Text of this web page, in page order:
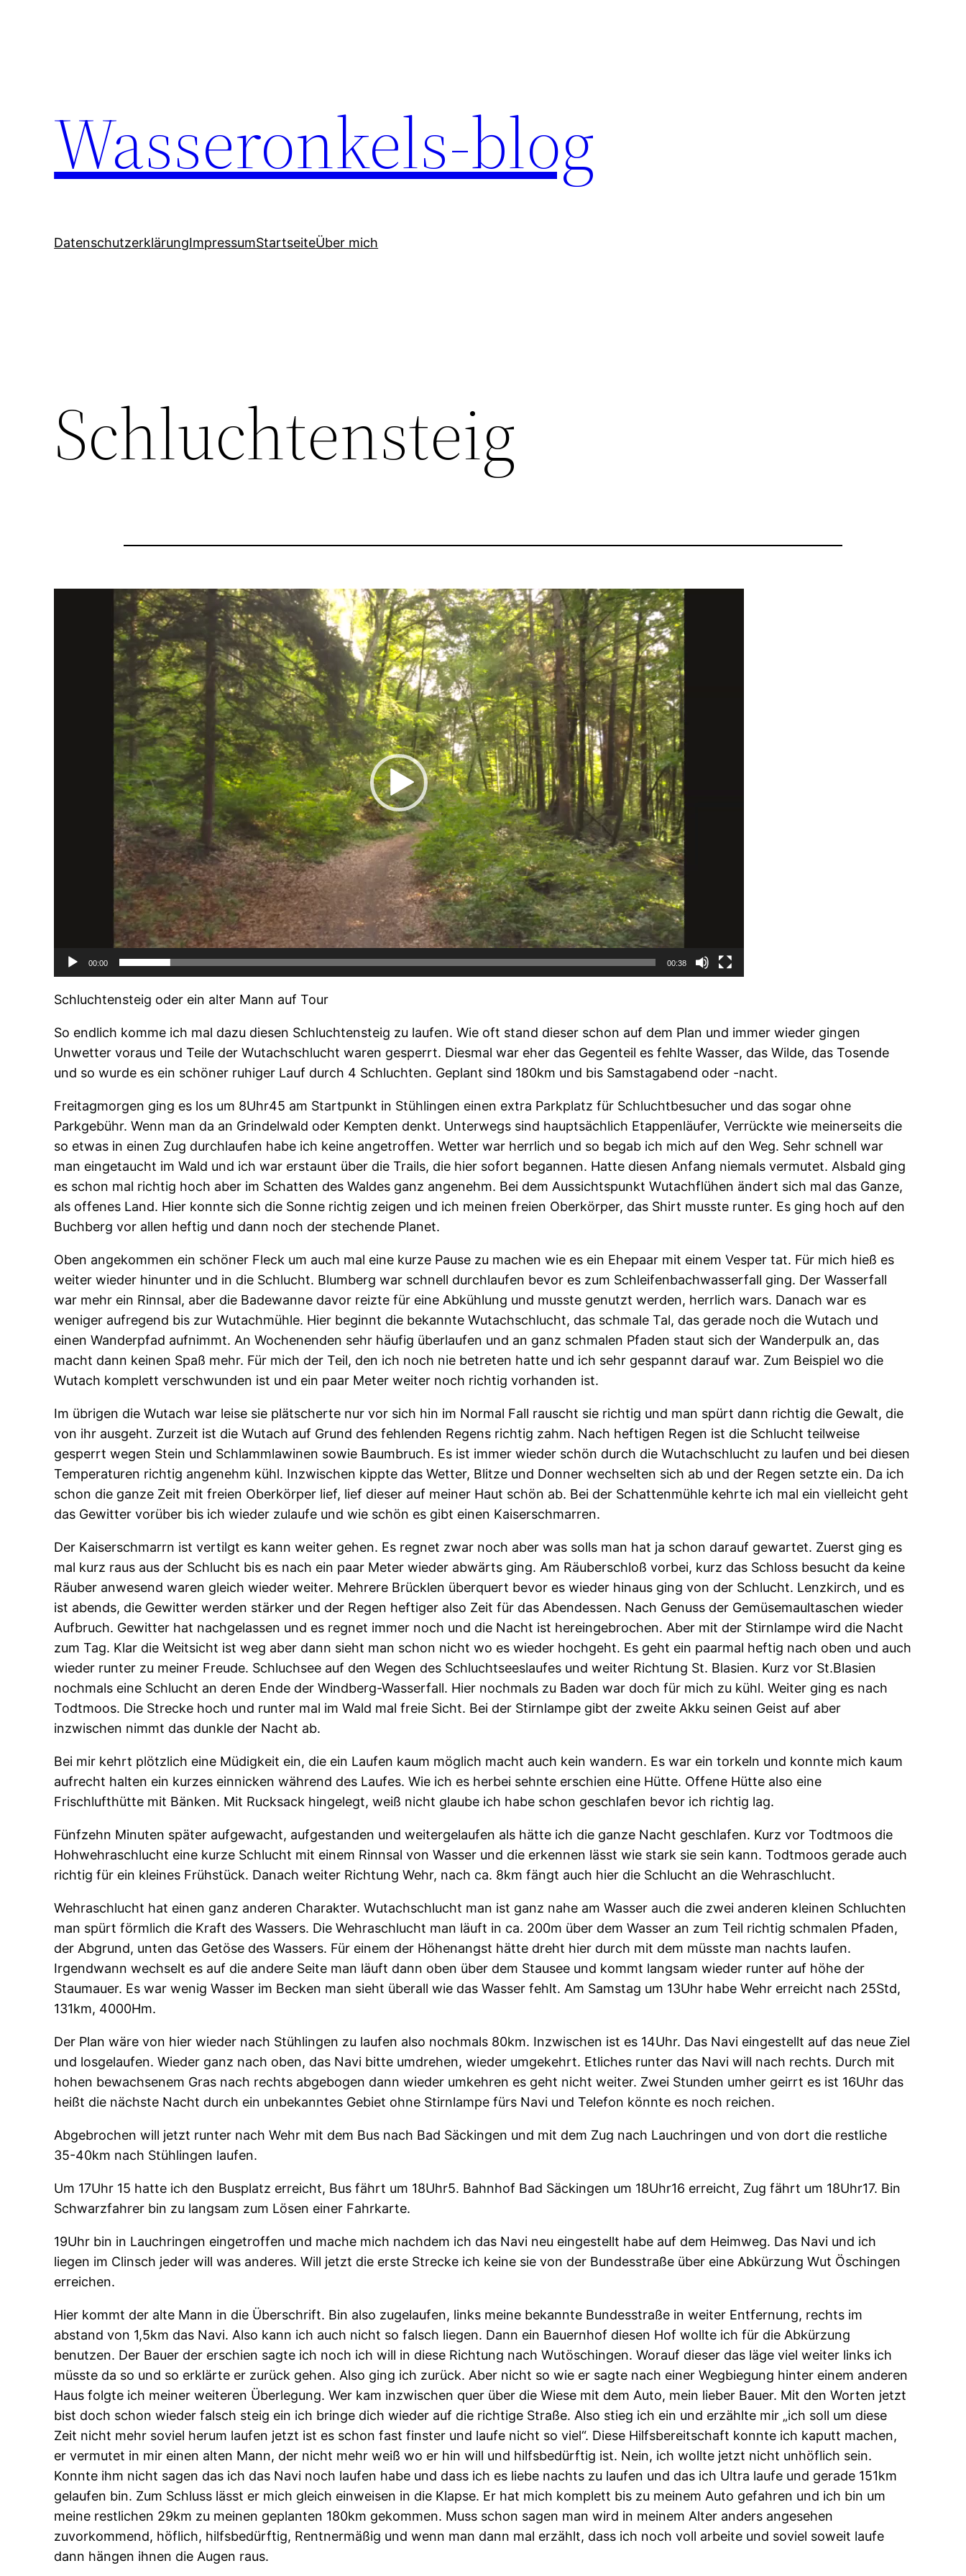
Wasseronkels-blog
DatenschutzerklärungImpressumStartseiteÜber mich
Schluchtensteig
00:00 00:38
Schluchtensteig oder ein alter Mann auf Tour
So endlich komme ich mal dazu diesen Schluchtensteig zu laufen. Wie oft stand dieser schon auf dem Plan und immer wieder gingen
Unwetter voraus und Teile der Wutachschlucht waren gesperrt. Diesmal war eher das Gegenteil es fehlte Wasser, das Wilde, das Tosende
und so wurde es ein schöner ruhiger Lauf durch 4 Schluchten. Geplant sind 180km und bis Samstagabend oder -nacht.
Freitagmorgen ging es los um 8Uhr45 am Startpunkt in Stühlingen einen extra Parkplatz für Schluchtbesucher und das sogar ohne
Parkgebühr. Wenn man da an Grindelwald oder Kempten denkt. Unterwegs sind hauptsächlich Etappenläufer, Verrückte wie meinerseits die
so etwas in einen Zug durchlaufen habe ich keine angetroffen. Wetter war herrlich und so begab ich mich auf den Weg. Sehr schnell war
man eingetaucht im Wald und ich war erstaunt über die Trails, die hier sofort begannen. Hatte diesen Anfang niemals vermutet. Alsbald ging
es schon mal richtig hoch aber im Schatten des Waldes ganz angenehm. Bei dem Aussichtspunkt Wutachflühen ändert sich mal das Ganze,
als offenes Land. Hier konnte sich die Sonne richtig zeigen und ich meinen freien Oberkörper, das Shirt musste runter. Es ging hoch auf den
Buchberg vor allen heftig und dann noch der stechende Planet.
Oben angekommen ein schöner Fleck um auch mal eine kurze Pause zu machen wie es ein Ehepaar mit einem Vesper tat. Für mich hieß es
weiter wieder hinunter und in die Schlucht. Blumberg war schnell durchlaufen bevor es zum Schleifenbachwasserfall ging. Der Wasserfall
war mehr ein Rinnsal, aber die Badewanne davor reizte für eine Abkühlung und musste genutzt werden, herrlich wars. Danach war es
weniger aufregend bis zur Wutachmühle. Hier beginnt die bekannte Wutachschlucht, das schmale Tal, das gerade noch die Wutach und
einen Wanderpfad aufnimmt. An Wochenenden sehr häufig überlaufen und an ganz schmalen Pfaden staut sich der Wanderpulk an, das
macht dann keinen Spaß mehr. Für mich der Teil, den ich noch nie betreten hatte und ich sehr gespannt darauf war. Zum Beispiel wo die
Wutach komplett verschwunden ist und ein paar Meter weiter noch richtig vorhanden ist.
Im übrigen die Wutach war leise sie plätscherte nur vor sich hin im Normal Fall rauscht sie richtig und man spürt dann richtig die Gewalt, die
von ihr ausgeht. Zurzeit ist die Wutach auf Grund des fehlenden Regens richtig zahm. Nach heftigen Regen ist die Schlucht teilweise
gesperrt wegen Stein und Schlammlawinen sowie Baumbruch. Es ist immer wieder schön durch die Wutachschlucht zu laufen und bei diesen
Temperaturen richtig angenehm kühl. Inzwischen kippte das Wetter, Blitze und Donner wechselten sich ab und der Regen setzte ein. Da ich
schon die ganze Zeit mit freien Oberkörper lief, lief dieser auf meiner Haut schön ab. Bei der Schattenmühle kehrte ich mal ein vielleicht geht
das Gewitter vorüber bis ich wieder zulaufe und wie schön es gibt einen Kaiserschmarren.
Der Kaiserschmarrn ist vertilgt es kann weiter gehen. Es regnet zwar noch aber was solls man hat ja schon darauf gewartet. Zuerst ging es
mal kurz raus aus der Schlucht bis es nach ein paar Meter wieder abwärts ging. Am Räuberschloß vorbei, kurz das Schloss besucht da keine
Räuber anwesend waren gleich wieder weiter. Mehrere Brücklen überquert bevor es wieder hinaus ging von der Schlucht. Lenzkirch, und es
ist abends, die Gewitter werden stärker und der Regen heftiger also Zeit für das Abendessen. Nach Genuss der Gemüsemaultaschen wieder
Aufbruch. Gewitter hat nachgelassen und es regnet immer noch und die Nacht ist hereingebrochen. Aber mit der Stirnlampe wird die Nacht
zum Tag. Klar die Weitsicht ist weg aber dann sieht man schon nicht wo es wieder hochgeht. Es geht ein paarmal heftig nach oben und auch
wieder runter zu meiner Freude. Schluchsee auf den Wegen des Schluchtseeslaufes und weiter Richtung St. Blasien. Kurz vor St.Blasien
nochmals eine Schlucht an deren Ende der Windberg-Wasserfall. Hier nochmals zu Baden war doch für mich zu kühl. Weiter ging es nach
Todtmoos. Die Strecke hoch und runter mal im Wald mal freie Sicht. Bei der Stirnlampe gibt der zweite Akku seinen Geist auf aber
inzwischen nimmt das dunkle der Nacht ab.
Bei mir kehrt plötzlich eine Müdigkeit ein, die ein Laufen kaum möglich macht auch kein wandern. Es war ein torkeln und konnte mich kaum
aufrecht halten ein kurzes einnicken während des Laufes. Wie ich es herbei sehnte erschien eine Hütte. Offene Hütte also eine
Frischlufthütte mit Bänken. Mit Rucksack hingelegt, weiß nicht glaube ich habe schon geschlafen bevor ich richtig lag.
Fünfzehn Minuten später aufgewacht, aufgestanden und weitergelaufen als hätte ich die ganze Nacht geschlafen. Kurz vor Todtmoos die
Hohwehraschlucht eine kurze Schlucht mit einem Rinnsal von Wasser und die erkennen lässt wie stark sie sein kann. Todtmoos gerade auch
richtig für ein kleines Frühstück. Danach weiter Richtung Wehr, nach ca. 8km fängt auch hier die Schlucht an die Wehraschlucht.
Wehraschlucht hat einen ganz anderen Charakter. Wutachschlucht man ist ganz nahe am Wasser auch die zwei anderen kleinen Schluchten
man spürt förmlich die Kraft des Wassers. Die Wehraschlucht man läuft in ca. 200m über dem Wasser an zum Teil richtig schmalen Pfaden,
der Abgrund, unten das Getöse des Wassers. Für einem der Höhenangst hätte dreht hier durch mit dem müsste man nachts laufen.
Irgendwann wechselt es auf die andere Seite man läuft dann oben über dem Stausee und kommt langsam wieder runter auf höhe der
Staumauer. Es war wenig Wasser im Becken man sieht überall wie das Wasser fehlt. Am Samstag um 13Uhr habe Wehr erreicht nach 25Std,
131km, 4000Hm.
Der Plan wäre von hier wieder nach Stühlingen zu laufen also nochmals 80km. Inzwischen ist es 14Uhr. Das Navi eingestellt auf das neue Ziel
und losgelaufen. Wieder ganz nach oben, das Navi bitte umdrehen, wieder umgekehrt. Etliches runter das Navi will nach rechts. Durch mit
hohen bewachsenem Gras nach rechts abgebogen dann wieder umkehren es geht nicht weiter. Zwei Stunden umher geirrt es ist 16Uhr das
heißt die nächste Nacht durch ein unbekanntes Gebiet ohne Stirnlampe fürs Navi und Telefon könnte es noch reichen.
Abgebrochen will jetzt runter nach Wehr mit dem Bus nach Bad Säckingen und mit dem Zug nach Lauchringen und von dort die restliche
35-40km nach Stühlingen laufen.
Um 17Uhr 15 hatte ich den Busplatz erreicht, Bus fährt um 18Uhr5. Bahnhof Bad Säckingen um 18Uhr16 erreicht, Zug fährt um 18Uhr17. Bin
Schwarzfahrer bin zu langsam zum Lösen einer Fahrkarte.
19Uhr bin in Lauchringen eingetroffen und mache mich nachdem ich das Navi neu eingestellt habe auf dem Heimweg. Das Navi und ich
liegen im Clinsch jeder will was anderes. Will jetzt die erste Strecke ich keine sie von der Bundesstraße über eine Abkürzung Wut Öschingen
erreichen.
Hier kommt der alte Mann in die Überschrift. Bin also zugelaufen, links meine bekannte Bundesstraße in weiter Entfernung, rechts im
abstand von 1,5km das Navi. Also kann ich auch nicht so falsch liegen. Dann ein Bauernhof diesen Hof wollte ich für die Abkürzung
benutzen. Der Bauer der erschien sagte ich noch ich will in diese Richtung nach Wutöschingen. Worauf dieser das läge viel weiter links ich
müsste da so und so erklärte er zurück gehen. Also ging ich zurück. Aber nicht so wie er sagte nach einer Wegbiegung hinter einem anderen
Haus folgte ich meiner weiteren Überlegung. Wer kam inzwischen quer über die Wiese mit dem Auto, mein lieber Bauer. Mit den Worten jetzt
bist doch schon wieder falsch steig ein ich bringe dich wieder auf die richtige Straße. Also stieg ich ein und erzählte mir „ich soll um diese
Zeit nicht mehr soviel herum laufen jetzt ist es schon fast finster und laufe nicht so viel“. Diese Hilfsbereitschaft konnte ich kaputt machen,
er vermutet in mir einen alten Mann, der nicht mehr weiß wo er hin will und hilfsbedürftig ist. Nein, ich wollte jetzt nicht unhöflich sein.
Konnte ihm nicht sagen das ich das Navi noch laufen habe und dass ich es liebe nachts zu laufen und das ich Ultra laufe und gerade 151km
gelaufen bin. Zum Schluss lässt er mich gleich einweisen in die Klapse. Er hat mich komplett bis zu meinem Auto gefahren und ich bin um
meine restlichen 29km zu meinen geplanten 180km gekommen. Muss schon sagen man wird in meinem Alter anders angesehen
zuvorkommend, höflich, hilfsbedürftig, Rentnermäßig und wenn man dann mal erzählt, dass ich noch voll arbeite und soviel soweit laufe
dann hängen ihnen die Augen raus.